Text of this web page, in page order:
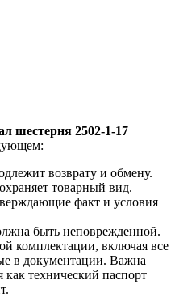
шестерня 2502-1-17
возврату и обмену.
товарный вид.
факт и условия
быть неповрежденной.
комплектации, включая все
в документации. Важна
как технический паспорт